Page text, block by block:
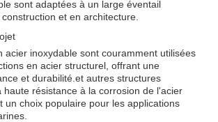
sont adaptées à un large éventail
et en architecture.
acier inoxydable sont couramment utilisées
en acier structurel, offrant une
et durabilité.et autres structures
haute résistance à la corrosion de l'acier
un choix populaire pour les applications